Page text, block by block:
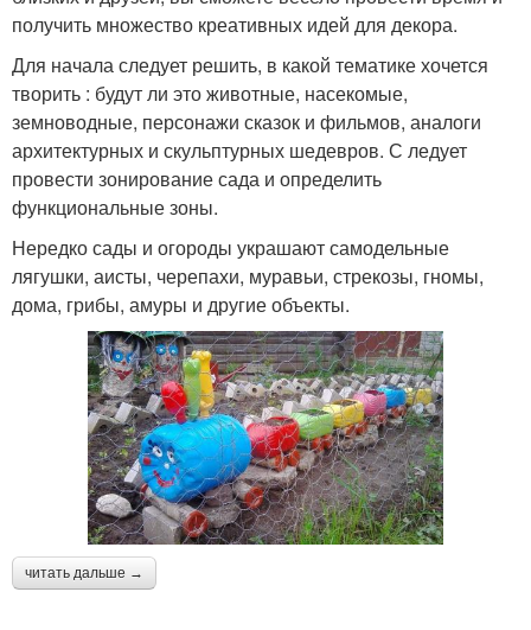
получить множество креативных идей для декора.
Для начала следует решить, в какой тематике хочется
творить : будут ли это животные, насекомые,
земноводные, персонажи сказок и фильмов, аналоги
архитектурных и скульптурных шедевров. С ледует
провести зонирование сада и определить
функциональные зоны.
Нередко сады и огороды украшают самодельные
лягушки, аисты, черепахи, муравьи, стрекозы, гномы,
дома, грибы, амуры и другие объекты.
читать дальше →